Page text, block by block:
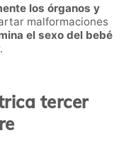
los órganos y
malformaciones
el sexo del bebé
tercer